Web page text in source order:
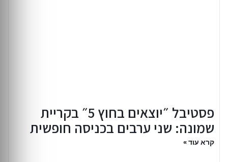
פסטיבל ״יוצאים בחוץ 5״ בקריית
שמונה: שני ערבים בכניסה חופשית
קרא עוד »